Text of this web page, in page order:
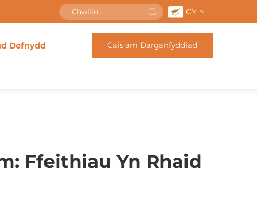
CY
Defnydd Cais am Darganfyddiad
Ffeithiau Yn Rhaid